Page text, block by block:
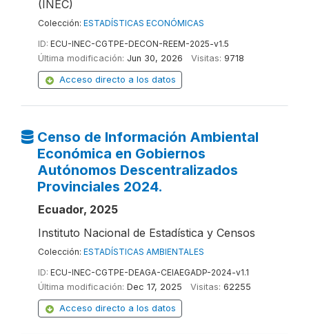
(INEC)
Colección: ESTADÍSTICAS ECONÓMICAS
ID: ECU-INEC-CGTPE-DECON-REEM-2025-v1.5
Última modificación: Jun 30, 2026 Visitas: 9718
Acceso directo a los datos
Censo de Información Ambiental
Económica en Gobiernos
Autónomos Descentralizados
Provinciales 2024.
Ecuador, 2025
Instituto Nacional de Estadística y Censos
Colección: ESTADÍSTICAS AMBIENTALES
ID: ECU-INEC-CGTPE-DEAGA-CEIAEGADP-2024-v1.1
Última modificación: Dec 17, 2025 Visitas: 62255
Acceso directo a los datos